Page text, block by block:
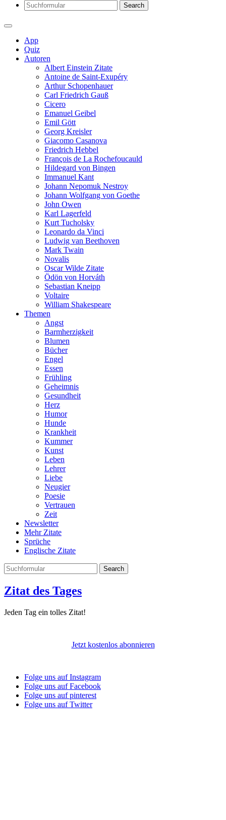
Search
App
Quiz
Autoren
Albert Einstein Zitate
Antoine de Saint-Exupéry
Arthur Schopenhauer
Carl Friedrich Gauß
Cicero
Emanuel Geibel
Emil Gött
Georg Kreisler
Giacomo Casanova
Friedrich Hebbel
François de La Rochefoucauld
Hildegard von Bingen
Immanuel Kant
Johann Nepomuk Nestroy
Johann Wolfgang von Goethe
John Owen
Karl Lagerfeld
Kurt Tucholsky
Leonardo da Vinci
Ludwig van Beethoven
Mark Twain
Novalis
Oscar Wilde Zitate
Ödön von Horváth
Sebastian Kneipp
Voltaire
William Shakespeare
Themen
Angst
Barmherzigkeit
Blumen
Bücher
Engel
Essen
Frühling
Geheimnis
Gesundheit
Herz
Humor
Hunde
Krankheit
Kummer
Kunst
Leben
Lehrer
Liebe
Neugier
Poesie
Vertrauen
Zeit
Newsletter
Mehr Zitate
Sprüche
Englische Zitate
Search
Zitat des Tages
Jeden Tag ein tolles Zitat!
Jetzt kostenlos abonnieren
Folge uns auf Instagram
Folge uns auf Facebook
Folge uns auf pinterest
Folge uns auf Twitter